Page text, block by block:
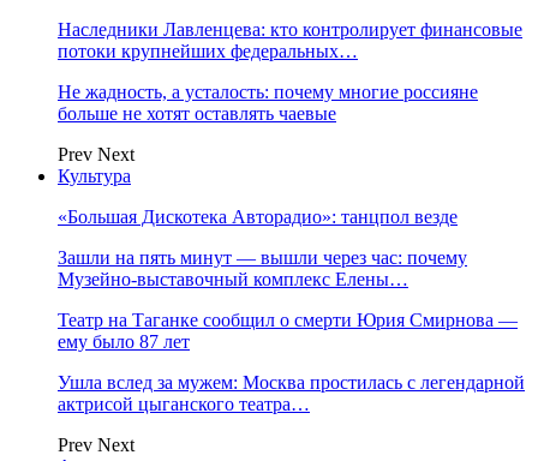
Наследники Лавленцева: кто контролирует финансовые
потоки крупнейших федеральных…
Не жадность, а усталость: почему многие россияне
больше не хотят оставлять чаевые
Prev Next
Культура
«Большая Дискотека Авторадио»: танцпол везде
Зашли на пять минут — вышли через час: почему
Музейно-выставочный комплекс Елены…
Театр на Таганке сообщил о смерти Юрия Смирнова —
ему было 87 лет
Ушла вслед за мужем: Москва простилась с легендарной
актрисой цыганского театра…
Prev Next